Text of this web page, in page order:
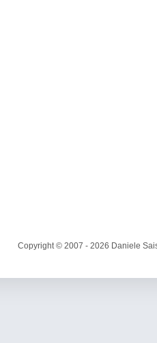
Copyright © 2007 - 2026 Daniele